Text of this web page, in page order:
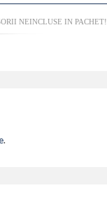
NEINCLUSE IN PACHET!
.